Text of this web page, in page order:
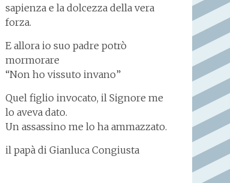
sapienza e la dolcezza della vera
forza.
E allora io suo padre potrò
mormorare
“Non ho vissuto invano”
Quel figlio invocato, il Signore me
lo aveva dato.
Un assassino me lo ha ammazzato.
il papà di Gianluca Congiusta